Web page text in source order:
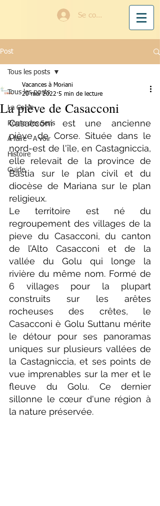
Se connecter
Post
Tous les posts
La Corse
Route des Sens
A faire - A voir
Histoire
Guide
Tous les posts
La piève de Casacconi
Vacances à Moriani
20 mai 2022 5 min de lecture
Casacconi est une ancienne
piève de Corse. Située dans le
nord-est de l'île, en Castagniccia,
elle relevait de la province de
Bastia sur le plan civil et du
diocèse de Mariana sur le plan
religieux.
Le territoire est né du
regroupement des villages de la
pieve du Casacconi, du canton
de l’Alto Casacconi et de la
vallée du Golu qui longe la
rivière du même nom. Formé de
6 villages pour la plupart
construits sur les arêtes
rocheuses des crêtes, le
Casacconi è Golu Suttanu mérite
le détour pour ses panoramas
uniques sur plusieurs vallées de
la Castagniccia, et ses points de
vue imprenables sur la mer et le
fleuve du Golu. Ce dernier
sillonne le cœur d'une région à
la nature préservée.